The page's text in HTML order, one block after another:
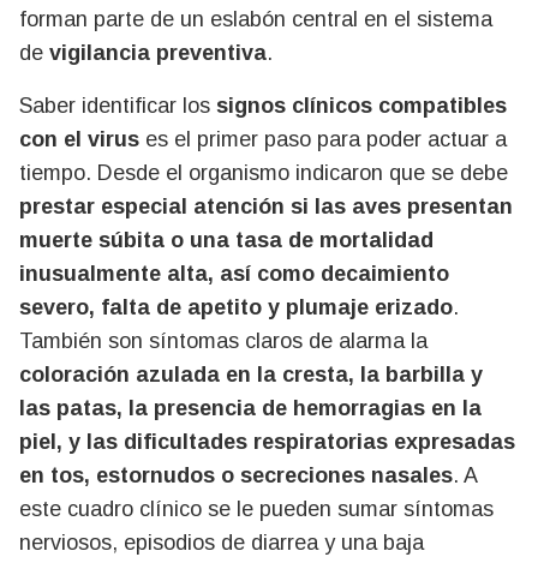
forman parte de un eslabón central en el sistema
de vigilancia preventiva.
Saber identificar los signos clínicos compatibles
con el virus es el primer paso para poder actuar a
tiempo. Desde el organismo indicaron que se debe
prestar especial atención si las aves presentan
muerte súbita o una tasa de mortalidad
inusualmente alta, así como decaimiento
severo, falta de apetito y plumaje erizado.
También son síntomas claros de alarma la
coloración azulada en la cresta, la barbilla y
las patas, la presencia de hemorragias en la
piel, y las dificultades respiratorias expresadas
en tos, estornudos o secreciones nasales. A
este cuadro clínico se le pueden sumar síntomas
nerviosos, episodios de diarrea y una baja